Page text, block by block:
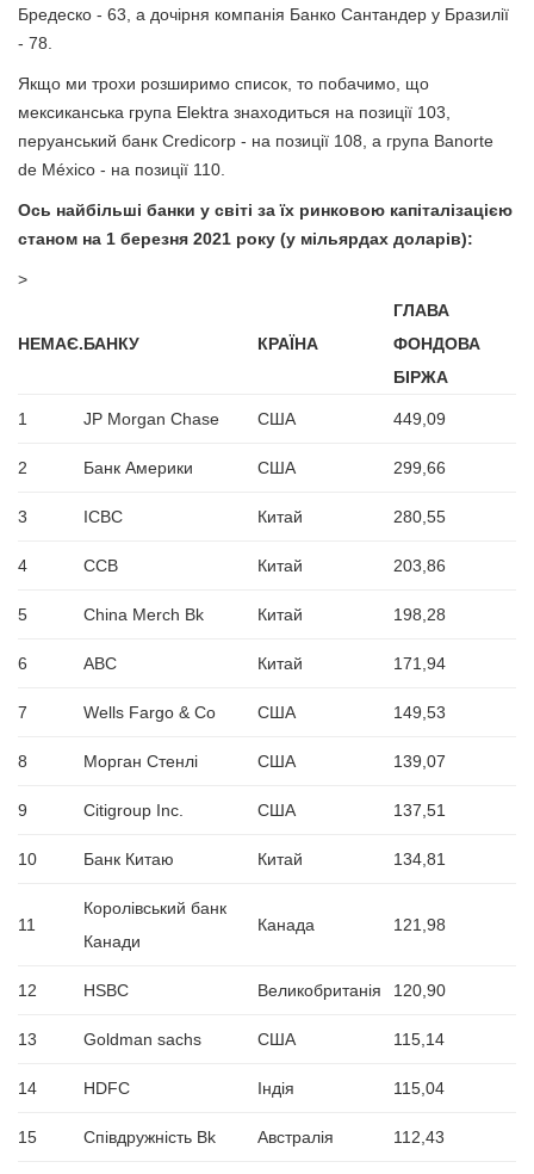
Бредеско - 63, а дочірня компанія Банко Сантандер у Бразилії
- 78.
Якщо ми трохи розширимо список, то побачимо, що
мексиканська група Elektra знаходиться на позиції 103,
перуанський банк Credicorp - на позиції 108, а група Banorte
de México - на позиції 110.
Ось найбільші банки у світі за їх ринковою капіталізацією
станом на 1 березня 2021 року (у мільярдах доларів):
>
НЕМАЄ.БАНКУ КРАЇНА
ГЛАВА
ФОНДОВА
БІРЖА
1 JP Morgan Chase США 449,09
2 Банк Америки США 299,66
3 ICBC Китай 280,55
4 CCB Китай 203,86
5 China Merch Bk Китай 198,28
6 ABC Китай 171,94
7 Wells Fargo & Co США 149,53
8 Морган Стенлі США 139,07
9 Citigroup Inc. США 137,51
10 Банк Китаю Китай 134,81
11
Королівський банк
Канади
Канада 121,98
12 HSBC Великобританія 120,90
13 Goldman sachs США 115,14
14 HDFC Індія 115,04
15 Співдружність Bk Австралія 112,43